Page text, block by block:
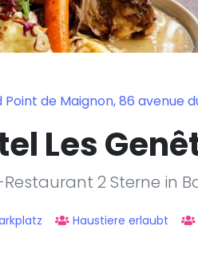
Point de Maignon, 86 avenue
Les
2 Sterne in
Haustiere erlaubt